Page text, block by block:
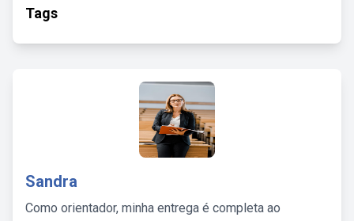
Tags
Sandra
Como orientador, minha entrega é completa ao